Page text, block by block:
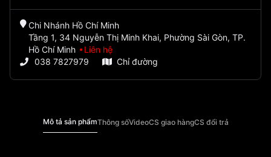
Chi Nhánh Hồ Chí Minh
Tầng 1, 34 Nguyễn Thị Minh Khai, Phường Sài Gòn, TP.
Hồ Chí Minh
Liên hệ
038 7827979
Chỉ đường
Mô tả sản phẩmThông sốVideoCS giao hàngCS đổi trả